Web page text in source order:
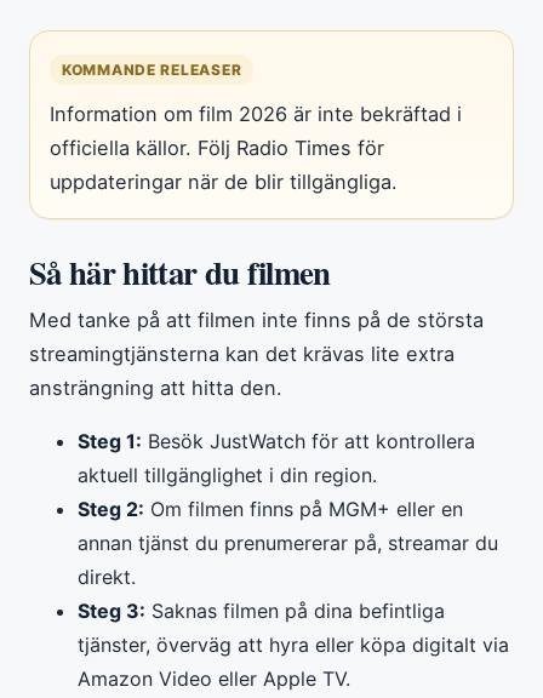
KOMMANDE RELEASER
Information om film 2026 är inte bekräftad i
officiella källor. Följ Radio Times för
uppdateringar när de blir tillgängliga.
Så här hittar du filmen
Med tanke på att filmen inte finns på de största
streamingtjänsterna kan det krävas lite extra
ansträngning att hitta den.
Steg 1: Besök JustWatch för att kontrollera
aktuell tillgänglighet i din region.
Steg 2: Om filmen finns på MGM+ eller en
annan tjänst du prenumererar på, streamar du
direkt.
Steg 3: Saknas filmen på dina befintliga
tjänster, överväg att hyra eller köpa digitalt via
Amazon Video eller Apple TV.